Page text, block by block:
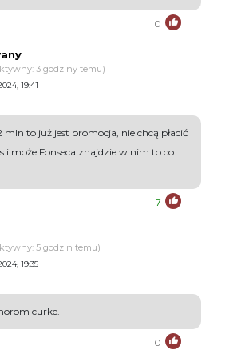
0
3 godziny temu)
19:41
mln to już jest promocja, nie chcą płacić
i może Fonseca znajdzie w nim to co
7
5 godzin temu)
19:35
curke.
0